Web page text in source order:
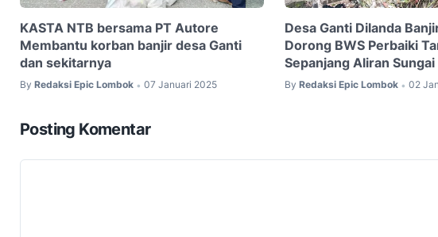
KASTA NTB bersama PT Autore
Membantu korban banjir desa Ganti
dan sekitarnya
By Redaksi Epic Lombok • 07 Januari 2025
Desa Ganti Dilanda
Dorong BWS Perbaiki
Sepanjang Aliran Sungai
By Redaksi Epic Lombok • 02
Posting Komentar